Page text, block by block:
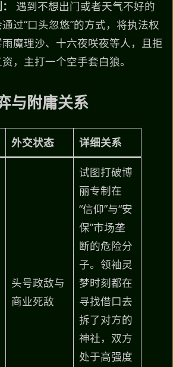
遇到不想出门或者天气不好的
过“口头忽悠”的方式，将执法权
魔理沙、十六夜咲夜等人，且拒
，主打一个空手套白狼。
与附庸关系
外交状态 详细关系
头号政敌与
商业死敌
试图打破博
丽专制在
“信仰”与“安
保”市场垄
断的危险分
子。领袖灵
梦时刻都在
寻找借口去
拆了对方的
神社，双方
处于高强度